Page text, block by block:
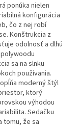
ponúka nielen
konfigurácia
čo z nej robí
Konštrukcia z
odolnosť a dlhú
sa na slnku
používania.
moderný štýl
ktorý
výhodou
Sedačku
tomu, že sa